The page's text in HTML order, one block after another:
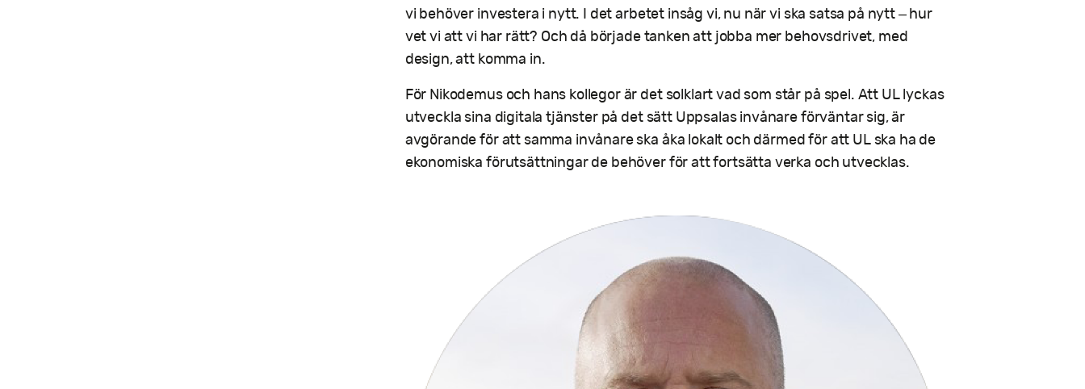
vi behöver investera i nytt. I det arbetet insåg vi, nu när vi ska satsa på nytt – hur
vet vi att vi har rätt? Och då började tanken att jobba mer behovsdrivet, med
design, att komma in.
För Nikodemus och hans kollegor är det solklart vad som står på spel. Att UL lyckas
utveckla sina digitala tjänster på det sätt Uppsalas invånare förväntar sig, är
avgörande för att samma invånare ska åka lokalt och därmed för att UL ska ha de
ekonomiska förutsättningar de behöver för att fortsätta verka och utvecklas.